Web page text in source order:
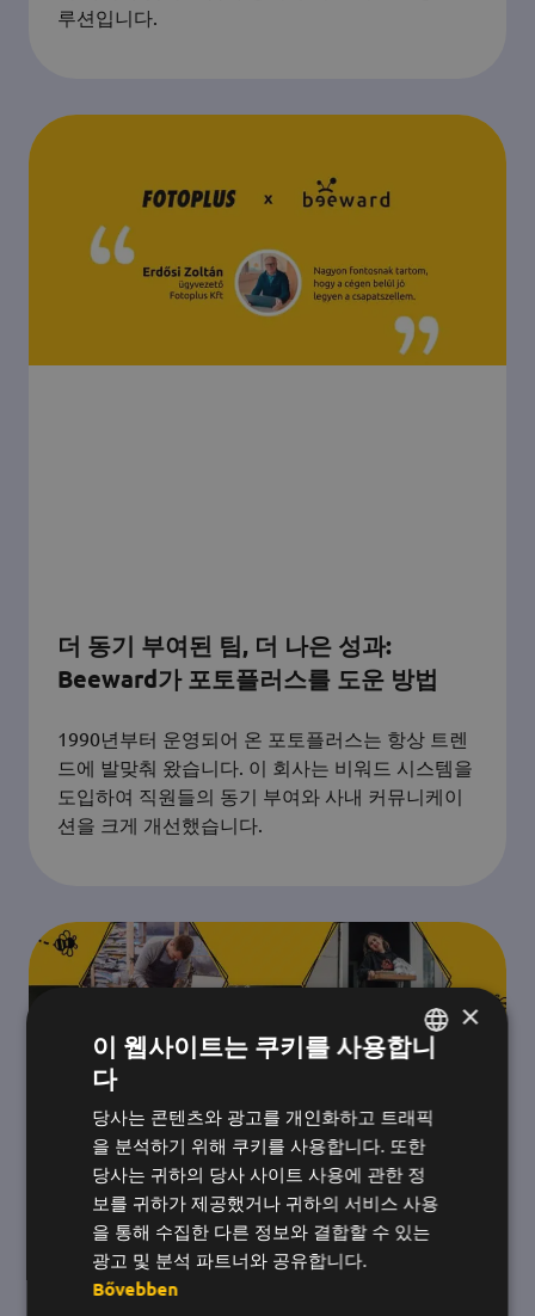
루션입니다.
더 동기 부여된 팀, 더 나은 성과:
Beeward가 포토플러스를 도운 방법
1990년부터 운영되어 온 포토플러스는 항상 트렌
드에 발맞춰 왔습니다. 이 회사는 비워드 시스템을
도입하여 직원들의 동기 부여와 사내 커뮤니케이
션을 크게 개선했습니다.
영어
×
이 웹사이트는 쿠키를 사용합니
다
당사는 콘텐츠와 광고를 개인화하고 트래픽
을 분석하기 위해 쿠키를 사용합니다. 또한
당사는 귀하의 당사 사이트 사용에 관한 정
보를 귀하가 제공했거나 귀하의 서비스 사용
을 통해 수집한 다른 정보와 결합할 수 있는
광고 및 분석 파트너와 공유합니다.
Bővebben